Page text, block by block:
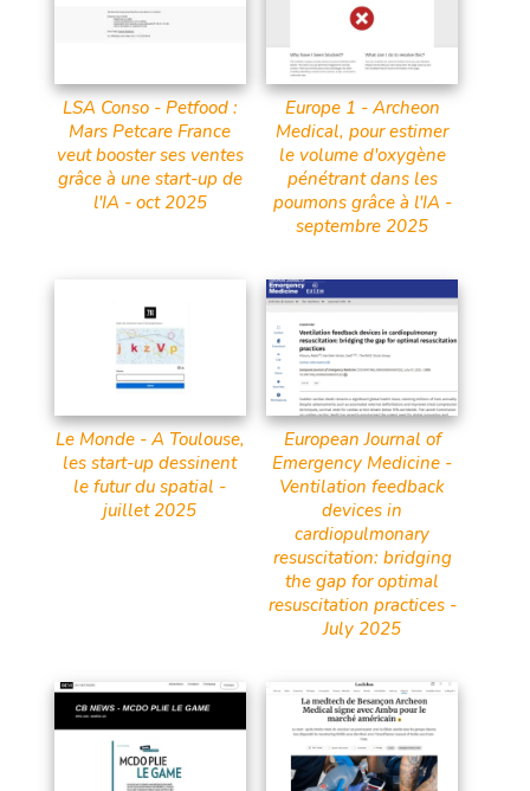
LSA Conso - Petfood :
Mars Petcare France
veut booster ses ventes
grâce à une start-up de
l'IA - oct 2025
Europe 1 - Archeon
Medical, pour estimer
le volume d'oxygène
pénétrant dans les
poumons grâce à l'IA -
septembre 2025
Le Monde - A Toulouse,
les start-up dessinent
le futur du spatial -
juillet 2025
European Journal of
Emergency Medicine -
Ventilation feedback
devices in
cardiopulmonary
resuscitation: bridging
the gap for optimal
resuscitation practices -
July 2025